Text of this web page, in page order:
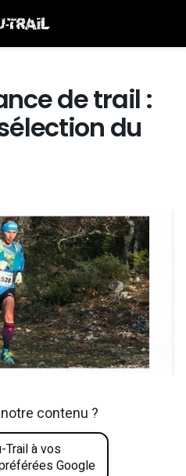
de trail :
du
contenu ?
Trail à vos
Google